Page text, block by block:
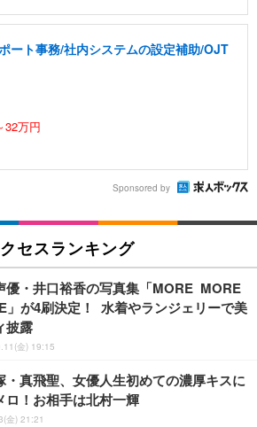
ート事務/社内システムの設定補助/OJT
32万円
Sponsored by
セスランキング
優・井口裕香の写真集「MORE MORE
」が4刷決定！ 水着やランジェリーで美
披露
金) 19:15
・真飛聖、女優人生初めての濃厚キスに
ロ！お相手は北村一輝
金) 21:21